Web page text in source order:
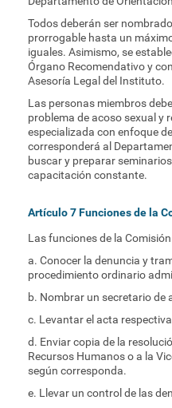
Todos deberán ser
prorrogable hasta un
iguales. Asimismo, se
Órgano Recomendativo y
Asesoría Legal del Instituto.
Las personas miembros
problema de acoso sexual y
especializada con enfoque
corresponderá al
buscar y preparar
capacitación constante.
Artículo 7 Funciones de la
Las funciones de la
a. Conocer la denuncia y
procedimiento ordinario
b. Nombrar un secretario de
c. Levantar el acta
d. Enviar copia de la
Recursos Humanos o a la
según corresponda.
e. Llevar un control de las